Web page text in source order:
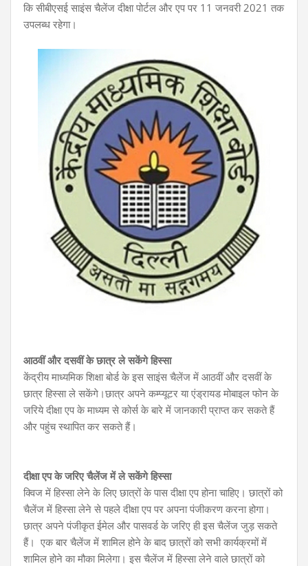
कि सीबीएसई साइंस चैलेंज दीक्षा पोर्टल और एप पर 11 जनवरी 2021 तक
उपलब्ध रहेगा।
आठवीं और दसवीं के छात्र ले सकेंगे हिस्सा
केंद्रीय माध्यमिक शिक्षा बोर्ड के इस साइंस चैलेंज में आठवीं और दसवीं के
छात्र हिस्सा ले सकेंगे।छात्र अपने कम्प्यूटर या एंड्रायड मोबाइल फोन के
जरिये दीक्षा एप के माध्यम से कोर्स के बारे में जानकारी प्राप्त कर सकते हैं
और पहुंच स्थापित कर सकते हैं।
दीक्षा एप के जरिए चैलेंज में ले सकेंगे हिस्सा
क्विज में हिस्सा लेने के लिए छात्रों के पास दीक्षा एप होना चाहिए। छात्रों को
चैलेंज में हिस्सा लेने से पहले दीक्षा एप पर अपना पंजीकरण करना होगा।
छात्र अपने पंजीकृत ईमेल और पासवर्ड के जरिए ही इस चैलेंज जुड़ सकते
हैं। एक बार चैलेंज में शामिल होने के बाद छात्रों को सभी कार्यक्रमों में
शामिल होने का मौका मिलेगा। इस चैलेंज में हिस्सा लेने वाले छात्रों को